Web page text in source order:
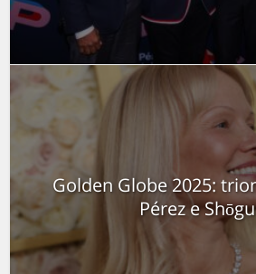
Golden Globe 2025:
Pérez e